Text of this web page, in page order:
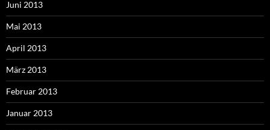
Juni 2013
Mai 2013
April 2013
März 2013
Februar 2013
Januar 2013